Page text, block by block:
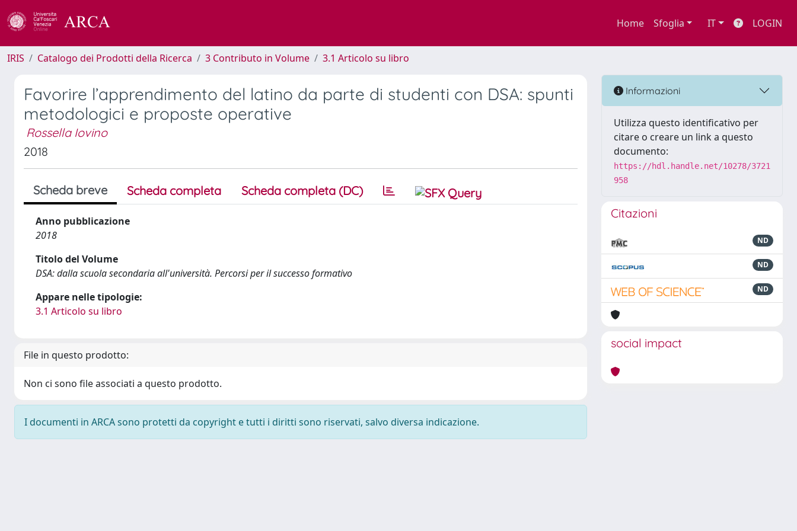
Home Sfoglia IT LOGIN
IRIS Catalogo dei Prodotti della Ricerca 3 Contributo in Volume 3.1 Articolo su libro
Favorire l’apprendimento del latino da parte di studenti con DSA: spunti
metodologici e proposte operative
Rossella Iovino
2018
Scheda breve Scheda completa Scheda completa (DC)
Anno pubblicazione
2018
Titolo del Volume
DSA: dalla scuola secondaria all'università. Percorsi per il successo formativo
Appare nelle tipologie:
3.1 Articolo su libro
File in questo prodotto:
Non ci sono file associati a questo prodotto.
I documenti in ARCA sono protetti da copyright e tutti i diritti sono riservati, salvo diversa indicazione.
Informazioni
Utilizza questo identificativo per
citare o creare un link a questo
documento:
https://hdl.handle.net/10278/3721
958
Citazioni
ND
ND
ND
social impact